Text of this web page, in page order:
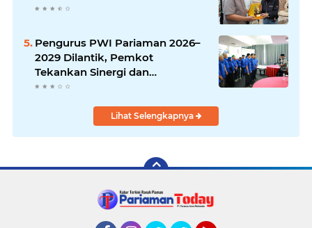
Pengurus PWI Pariaman 2026–
2029 Dilantik, Pemkot
Tekankan Sinergi dan
Profesionalisme Pers
Lihat Selengkapnya